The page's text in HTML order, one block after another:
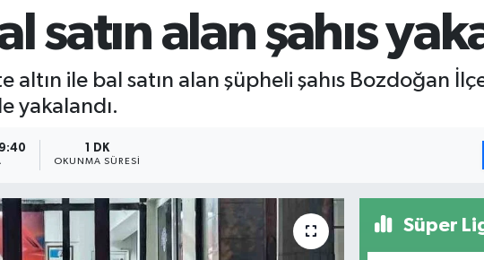
satın alan şahıs
altın ile bal satın alan şüpheli şahıs Bozdoğan
yakalandı.
1 DK
OKUNMA SÜRESI
Süper